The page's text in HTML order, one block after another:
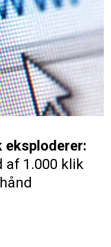
af 1.000 klik